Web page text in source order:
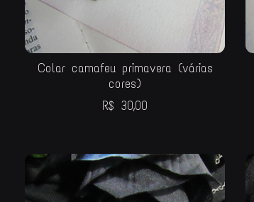
Colar camafeu primavera (várias
cores)
R$ 30,00